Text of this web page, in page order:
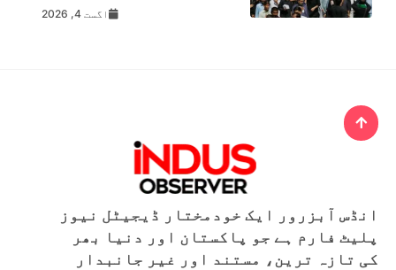
اگست 4, 2026
انڈس آبزرور ایک خودمختار ڈیجیٹل نیوز
پلیٹ فارم ہے جو پاکستان اور دنیا بھر
کی تازہ ترین، مستند اور غیر جانبدار